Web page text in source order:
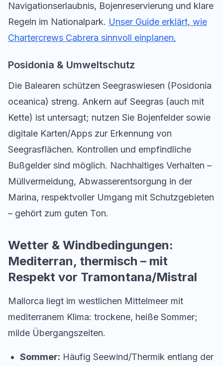
Navigationserlaubnis, Bojenreservierung und klare
Regeln im Nationalpark. Unser Guide erklärt, wie
Chartercrews Cabrera sinnvoll einplanen.
Posidonia & Umweltschutz
Die Balearen schützen Seegraswiesen (Posidonia
oceanica) streng. Ankern auf Seegras (auch mit
Kette) ist untersagt; nutzen Sie Bojenfelder sowie
digitale Karten/Apps zur Erkennung von
Seegrasflächen. Kontrollen und empfindliche
Bußgelder sind möglich. Nachhaltiges Verhalten –
Müllvermeidung, Abwasserentsorgung in der
Marina, respektvoller Umgang mit Schutzgebieten
– gehört zum guten Ton.
Wetter & Windbedingungen:
Mediterran, thermisch – mit
Respekt vor Tramontana/Mistral
Mallorca liegt im westlichen Mittelmeer mit
mediterranem Klima: trockene, heiße Sommer;
milde Übergangszeiten.
Sommer: Häufig Seewind/Thermik entlang der